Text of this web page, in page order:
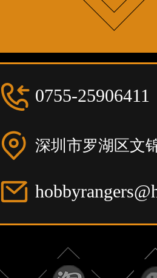
0755-25906411
深圳市罗湖区文